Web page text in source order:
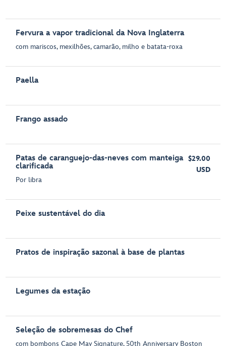
Fervura a vapor tradicional da Nova Inglaterra
com mariscos, mexilhões, camarão, milho e batata-roxa
Paella
Frango assado
Patas de caranguejo-das-neves com manteiga
clarificada
Por libra
$29.00
USD
Peixe sustentável do dia
Pratos de inspiração sazonal à base de plantas
Legumes da estação
Seleção de sobremesas do Chef
com bombons Cape May Signature, 50th Anniversary Boston